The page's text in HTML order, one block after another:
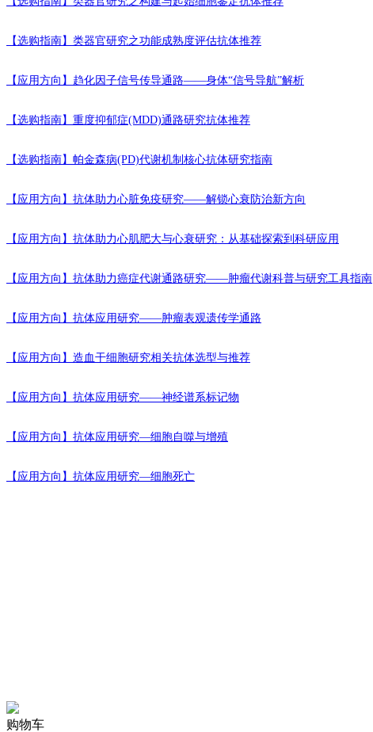
【选购指南】 类器官研究之功能成熟度评估抗体推荐
【应用方向】 趋化因子信号传导通路——身体“信号导航”解析
【选购指南】 重度抑郁症(MDD)通路研究抗体推荐
【选购指南】 帕金森病(PD)代谢机制核心抗体研究指南
【应用方向】 抗体助力心脏免疫研究——解锁心衰防治新方向
【应用方向】 抗体助力心肌肥大与心衰研究：从基础探索到科研应用
【应用方向】 抗体助力癌症代谢通路研究——肿瘤代谢科普与研究工具指南
【应用方向】 抗体应用研究——肿瘤表观遗传学通路
【应用方向】 造血干细胞研究相关抗体选型与推荐
【应用方向】 抗体应用研究——神经谱系标记物
【应用方向】 抗体应用研究—细胞自噬与增殖
【应用方向】 抗体应用研究—细胞死亡
购物车